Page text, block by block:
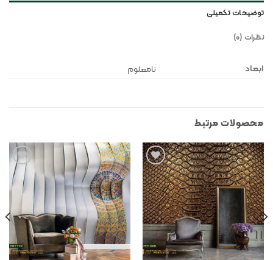
توضیحات تکمیلی
نظرات (0)
ابعاد نامعلوم
محصولات مرتبط
Add to
wishlist
Add to
wishlist